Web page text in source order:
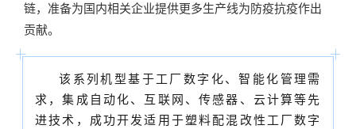
链，准备为国内相关企业提供更多生产线为防疫抗疫作出
贡献。
该系列机型基于工厂数字化、智能化管理需
求，集成自动化、互联网、传感器、云计算等先
进技术，成功开发适用于塑料配混改性工厂数字